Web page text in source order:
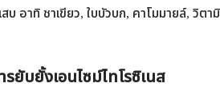
อาทิ ชาเขียว, ใบบัวบก, คาโมมายล์, วิตา
ยับยั้งเอนไซม์ไทโรซิเนส